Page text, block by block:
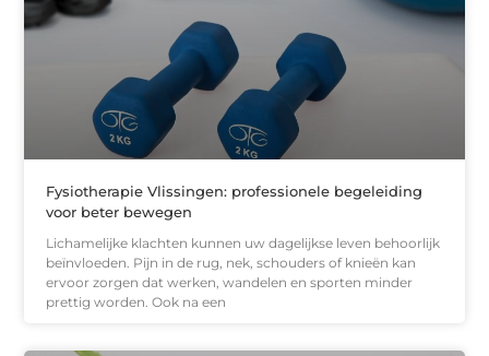
Fysiotherapie Vlissingen: professionele begeleiding
voor beter bewegen
Lichamelijke klachten kunnen uw dagelijkse leven behoorlijk
beïnvloeden. Pijn in de rug, nek, schouders of knieën kan
ervoor zorgen dat werken, wandelen en sporten minder
prettig worden. Ook na een